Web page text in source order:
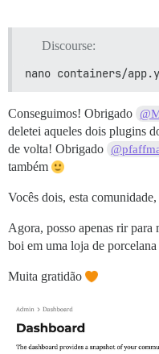
Discourse:
nano containers/
Conseguimos! Obrigado
deletei aqueles dois plugins
de volta! Obrigado
também
Vocês dois, esta
Agora, posso apenas rir
boi em uma loja de porcelana
Muita gratidão